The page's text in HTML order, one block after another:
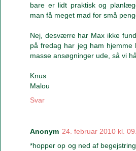
bare er lidt praktisk og
man få meget mad for små
Nej, desværre har Max ikke
på fredag har jeg ham
masse ansøgninger ude, så vi
Knus
Malou
Svar
Anonym 24. februar 2010 kl.
*hopper op og ned af